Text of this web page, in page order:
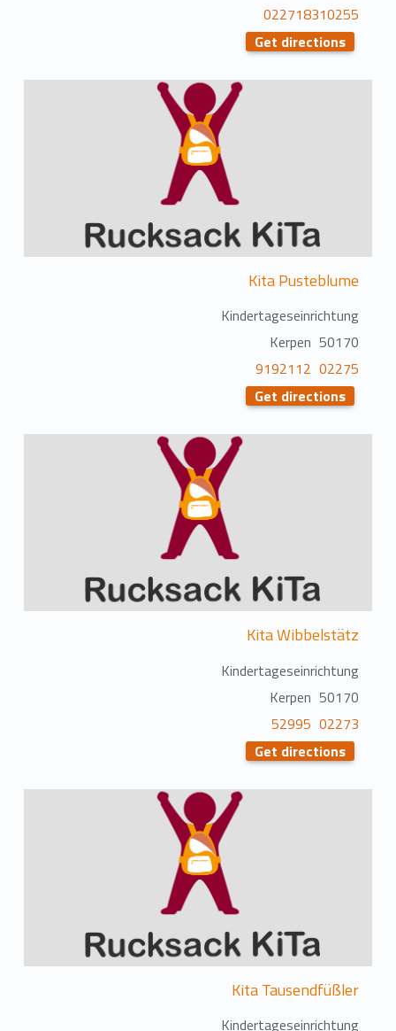
022718310255
Get directions
Kita Pusteblume
Kindertageseinrichtung
50170 Kerpen
02275 9192112
Get directions
Kita Wibbelstätz
Kindertageseinrichtung
50170 Kerpen
02273 52995
Get directions
Kita Tausendfüßler
Kindertageseinrichtung